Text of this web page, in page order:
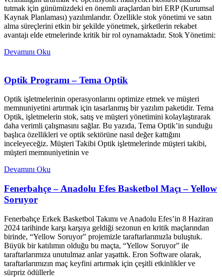
tutmak için günümüzdeki en önemli araçlardan biri ERP (Kurumsal
Kaynak Planlaması) yazılımlarıdır. Özellikle stok yönetimi ve satın
alma süreçlerini etkin bir şekilde yönetmek, şirketlerin rekabet
avantajı elde etmelerinde kritik bir rol oynamaktadır. Stok Yönetimi:
Devamını Oku
Optik Programı – Tema Optik
Optik işletmelerinin operasyonlarını optimize etmek ve müşteri
memnuniyetini artırmak için tasarlanmış bir yazılım paketidir. Tema
Optik, işletmelerin stok, satış ve müşteri yönetimini kolaylaştırarak
daha verimli çalışmasını sağlar. Bu yazıda, Tema Optik’in sunduğu
başlıca özellikleri ve optik sektörüne nasıl değer kattığını
inceleyeceğiz. Müşteri Takibi Optik işletmelerinde müşteri takibi,
müşteri memnuniyetinin ve
Devamını Oku
Fenerbahçe – Anadolu Efes Basketbol Maçı – Yellow
Soruyor
Fenerbahçe Erkek Basketbol Takımı ve Anadolu Efes’in 8 Haziran
2024 tarihinde karşı karşıya geldiği sezonun en kritik maçlarından
birinde, “Yellow Soruyor” projemizle taraftarlarımızla buluştuk.
Büyük bir katılımın olduğu bu maçta, “Yellow Soruyor” ile
taraftarlarımıza unutulmaz anlar yaşattık. Eron Software olarak,
taraftarlarımızın maç keyfini artırmak için çeşitli etkinlikler ve
sürpriz ödüllerle